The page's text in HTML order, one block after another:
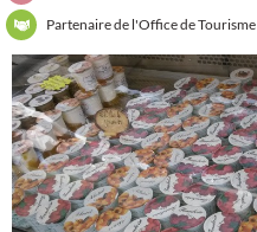
Partenaire de l'Office de Tourisme